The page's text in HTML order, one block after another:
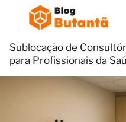
Sublocação de
para Profissionais da